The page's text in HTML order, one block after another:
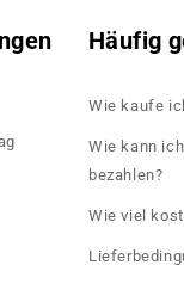
Häufig
Wie kaufe
Wie kann
bezahlen?
Wie viel